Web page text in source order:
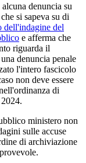
denuncia su
si sapeva su di
dell'indagine del
e afferma che
riguarda il
denuncia penale
l'intero fascicolo
non deve essere
di
ministero non
sulle accuse
di archiviazione